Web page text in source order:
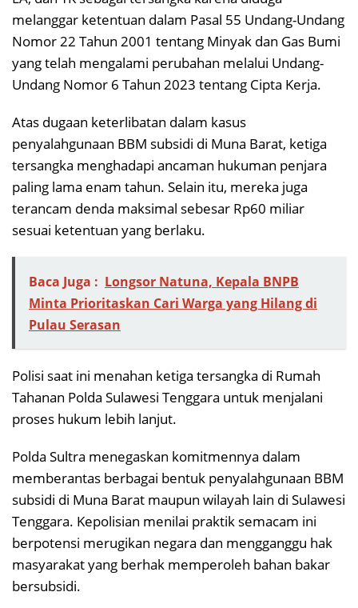
melanggar ketentuan dalam Pasal 55 Undang-Undang
Nomor 22 Tahun 2001 tentang Minyak dan Gas Bumi
yang telah mengalami perubahan melalui Undang-
Undang Nomor 6 Tahun 2023 tentang Cipta Kerja.
Atas dugaan keterlibatan dalam kasus
penyalahgunaan BBM subsidi di Muna Barat, ketiga
tersangka menghadapi ancaman hukuman penjara
paling lama enam tahun. Selain itu, mereka juga
terancam denda maksimal sebesar Rp60 miliar
sesuai ketentuan yang berlaku.
Baca Juga : Longsor Natuna, Kepala BNPB
Minta Prioritaskan Cari Warga yang Hilang di
Pulau Serasan
Polisi saat ini menahan ketiga tersangka di Rumah
Tahanan Polda Sulawesi Tenggara untuk menjalani
proses hukum lebih lanjut.
Polda Sultra menegaskan komitmennya dalam
memberantas berbagai bentuk penyalahgunaan BBM
subsidi di Muna Barat maupun wilayah lain di Sulawesi
Tenggara. Kepolisian menilai praktik semacam ini
berpotensi merugikan negara dan mengganggu hak
masyarakat yang berhak memperoleh bahan bakar
bersubsidi.